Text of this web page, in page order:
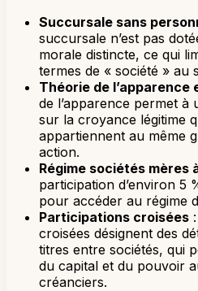
Succursale sans
succursale n’est pas
morale distincte, ce qui
termes de « société » au
Théorie de l’apparence
de l’apparence permet
sur la croyance légitime
appartiennent au même
action.
Régime sociétés mères
participation d’environ 5
pour accéder au régime
Participations croisées
croisées désignent des
titres entre sociétés, qui
du capital et du pouvoir
créanciers.